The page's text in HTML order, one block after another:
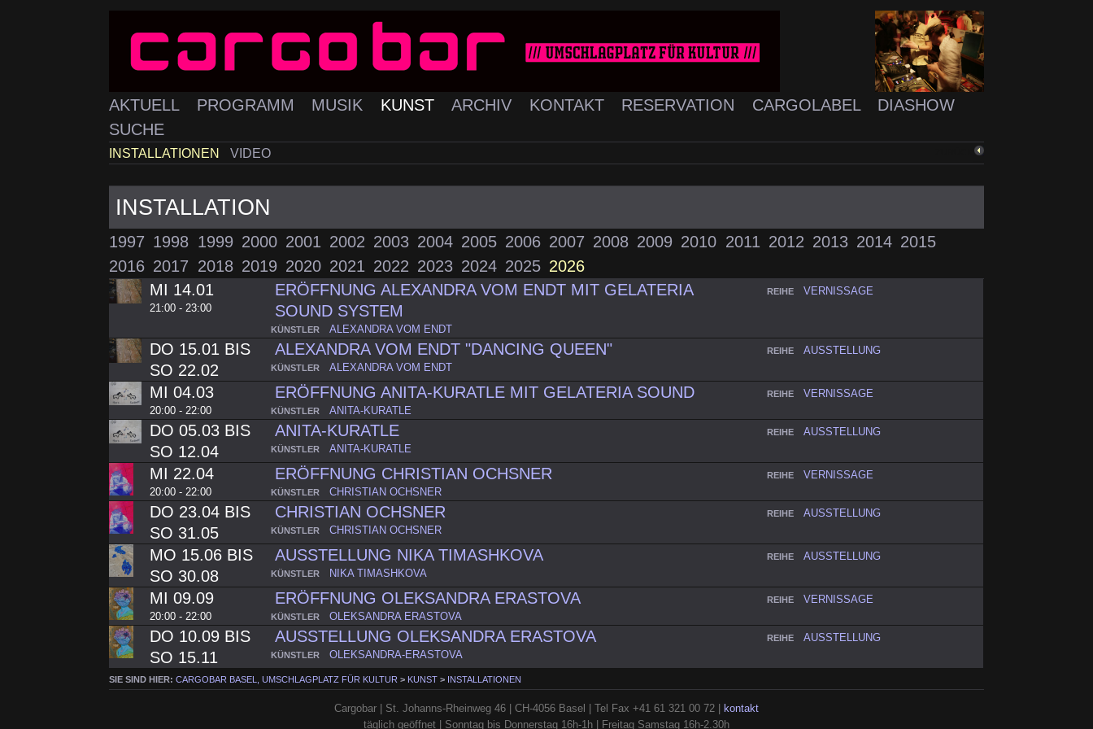
AKTUELL PROGRAMM MUSIK KUNST ARCHIV KONTAKT RESERVATION CARGOLABEL
DIASHOW
SUCHE
INSTALLATIONEN VIDEO
INSTALLATION
1997 1998 1999 2000 2001 2002 2003 2004 2005 2006 2007 2008 2009 2010 2011 2012 2013 2014 2015
2016 2017 2018 2019 2020 2021 2022 2023 2024 2025 2026
MI 14.01
21:00 - 23:00
ERÖFFNUNG ALEXANDRA VOM ENDT MIT GELATERIA
SOUND SYSTEM
KÜNSTLER ALEXANDRA VOM ENDT
REIHE VERNISSAGE
DO 15.01 BIS
SO 22.02
ALEXANDRA VOM ENDT "DANCING QUEEN"
KÜNSTLER ALEXANDRA VOM ENDT
REIHE AUSSTELLUNG
MI 04.03
20:00 - 22:00
ERÖFFNUNG ANITA-KURATLE MIT GELATERIA SOUND
KÜNSTLER ANITA-KURATLE
REIHE VERNISSAGE
DO 05.03 BIS
SO 12.04
ANITA-KURATLE
KÜNSTLER ANITA-KURATLE
REIHE AUSSTELLUNG
MI 22.04
20:00 - 22:00
ERÖFFNUNG CHRISTIAN OCHSNER
KÜNSTLER CHRISTIAN OCHSNER
REIHE VERNISSAGE
DO 23.04 BIS
SO 31.05
CHRISTIAN OCHSNER
KÜNSTLER CHRISTIAN OCHSNER
REIHE AUSSTELLUNG
MO 15.06 BIS
SO 30.08
AUSSTELLUNG NIKA TIMASHKOVA
KÜNSTLER NIKA TIMASHKOVA
REIHE AUSSTELLUNG
MI 09.09
20:00 - 22:00
ERÖFFNUNG OLEKSANDRA ERASTOVA
KÜNSTLER OLEKSANDRA ERASTOVA
REIHE VERNISSAGE
DO 10.09 BIS
SO 15.11
AUSSTELLUNG OLEKSANDRA ERASTOVA
KÜNSTLER OLEKSANDRA-ERASTOVA
REIHE AUSSTELLUNG
SIE SIND HIER:CARGOBAR BASEL, UMSCHLAGPLATZ FÜR KULTUR > KUNST > INSTALLATIONEN
Cargobar | St. Johanns-Rheinweg 46 | CH-4056 Basel | Tel Fax +41 61 321 00 72 |
kontakt
täglich geöffnet | Sonntag bis Donnerstag 16h-1h | Freitag Samstag 16h-2.30h